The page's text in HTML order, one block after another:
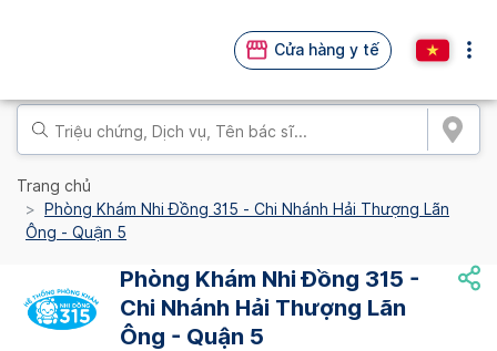
Cửa hàng y tế
Trang chủ
Phòng Khám Nhi Đồng 315 - Chi Nhánh Hải Thượng Lãn
Ông - Quận 5
Phòng Khám Nhi Đồng 315 -
Chi Nhánh Hải Thượng Lãn
Ông - Quận 5